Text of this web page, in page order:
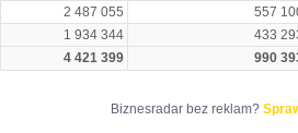
2 487 055 557
1 934 344 433
4 421 399 990
Biznesradar bez reklam?